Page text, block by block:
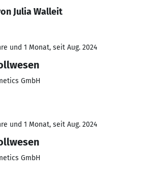
Julia Walleit
und 1 Monat, seit Aug. 2024
GmbH
und 1 Monat, seit Aug. 2024
GmbH